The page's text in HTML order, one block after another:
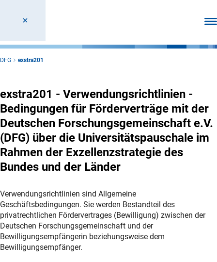
DFG exstra201
exstra201 - Verwendungsrichtlinien -
Bedingungen für Förderverträge mit der
Deutschen Forschungsgemeinschaft e.V.
(DFG) über die Universitätspauschale im
Rahmen der Exzellenzstrategie des
Bundes und der Länder
Verwendungsrichtlinien sind Allgemeine
Geschäftsbedingungen. Sie werden Bestandteil des
privatrechtlichen Fördervertrages (Bewilligung) zwischen der
Deutschen Forschungsgemeinschaft und der
Bewilligungsempfängerin beziehungsweise dem
Bewilligungsempfänger.